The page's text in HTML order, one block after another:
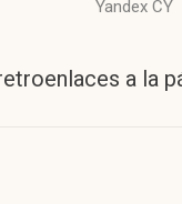
Yandex CY
a la